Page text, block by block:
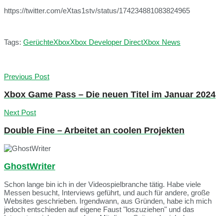
https://twitter.com/eXtas1stv/status/174234881083824965
Tags: GerüchteXboxXbox Developer DirectXbox News
Previous Post
Xbox Game Pass – Die neuen Titel im Januar 2024
Next Post
Double Fine – Arbeitet an coolen Projekten
GhostWriter
Schon lange bin ich in der Videospielbranche tätig. Habe viele
Messen besucht, Interviews geführt, und auch für andere, große
Websites geschrieben. Irgendwann, aus Gründen, habe ich mich
jedoch entschieden auf eigene Faust "loszuziehen" und das